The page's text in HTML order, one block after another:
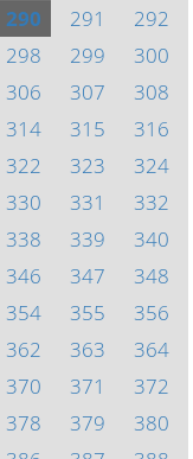
290 291
292
298 299
300
306 307
308
314 315
316
322 323
324
330 331
332
338 339
340
346 347
348
354 355
356
362 363
364
370 371
372
378 379
380